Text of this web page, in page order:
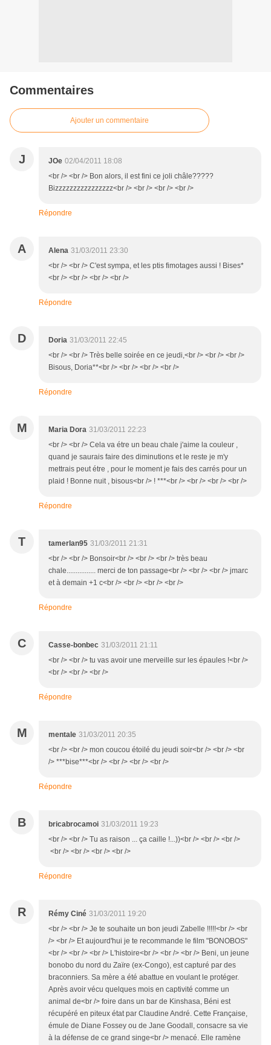
Commentaires
Ajouter un commentaire
J JOe 02/04/2011 18:08
<br /> <br /> Bon alors, il est fini ce joli châle?????
Bizzzzzzzzzzzzzzzz<br /> <br /> <br /> <br />
Répondre
A Alena 31/03/2011 23:30
<br /> <br /> C'est sympa, et les ptis fimotages aussi ! Bises*
<br /> <br /> <br /> <br />
Répondre
D Doria 31/03/2011 22:45
<br /> <br /> Très belle soirée en ce jeudi,<br /> <br /> <br />
Bisous, Doria**<br /> <br /> <br /> <br />
Répondre
M Maria Dora 31/03/2011 22:23
<br /> <br /> Cela va étre un beau chale j'aime la couleur ,
quand je saurais faire des diminutions et le reste je m'y
mettrais peut étre , pour le moment je fais des carrés pour un
plaid ! Bonne nuit , bisous<br /> ! ***<br /> <br /> <br /> <br />
Répondre
T tamerlan95 31/03/2011 21:31
<br /> <br /> Bonsoir<br /> <br /> <br /> très beau
chale................ merci de ton passage<br /> <br /> <br /> jmarc
et à demain +1 c<br /> <br /> <br /> <br />
Répondre
C Casse-bonbec 31/03/2011 21:11
<br /> <br /> tu vas avoir une merveille sur les épaules !<br />
<br /> <br /> <br />
Répondre
M mentale 31/03/2011 20:35
<br /> <br /> mon coucou étoilé du jeudi soir<br /> <br /> <br
/> ***bise***<br /> <br /> <br /> <br />
Répondre
B bricabrocamoi 31/03/2011 19:23
<br /> <br /> Tu as raison ... ça caille !...))<br /> <br /> <br />
<br /> <br /> <br /> <br />
Répondre
R Rémy Ciné 31/03/2011 19:20
<br /> <br /> Je te souhaite un bon jeudi Zabelle !!!!!<br /> <br
/> <br /> Et aujourd'hui je te recommande le film "BONOBOS"
<br /> <br /> <br /> L'histoire<br /> <br /> <br /> Beni, un jeune
bonobo du nord du Zaïre (ex-Congo), est capturé par des
braconniers. Sa mère a été abattue en voulant le protéger.
Après avoir vécu quelques mois en captivité comme un
animal de<br /> foire dans un bar de Kinshasa, Béni est
récupéré en piteux état par Claudine André. Cette Française,
émule de Diane Fossey ou de Jane Goodall, consacre sa vie
à la défense de ce grand singe<br /> menacé. Elle ramène